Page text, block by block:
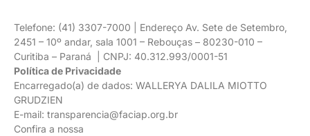
Telefone: (41) 3307-7000 | Endereço Av. Sete de Setembro,
2451 – 10º andar, sala 1001 – Rebouças – 80230-010 –
Curitiba – Paraná | CNPJ: 40.312.993/0001-51
Política de Privacidade
Encarregado(a) de dados: WALLERYA DALILA MIOTTO
GRUDZIEN
E-mail: transparencia@faciap.org.br
Confira a nossa